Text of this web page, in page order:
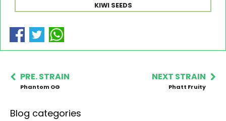
KIWI SEEDS
PRE. STRAIN
Phantom OG
NEXT STRAIN
Phatt Fruity
Blog categories